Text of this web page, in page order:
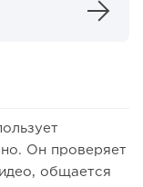
Он проверяет
общается